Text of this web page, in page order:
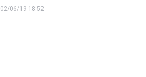
02/06/19 18:52